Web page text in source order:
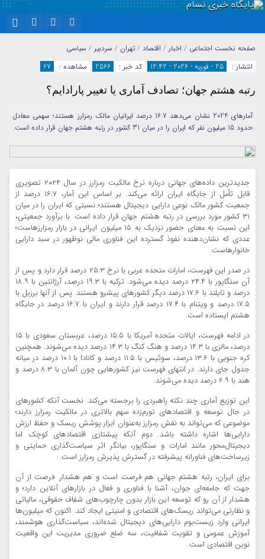
اینستاگرام تلگرام
سروش ایتا
آپارات واتساپ
نام کاربری یا نشانی ایمیل
رمز عبور
صفحه نخست اجتماعی / اخبار / اقتصاد / تهران / سردبیر / سیاسی
انتشار :
25 - فوریه - 2026 - 12:42 کد خبر : 2566 مشاهده : 67
رتبه هشتم جهان؛ تصادف آماری یا تغییر پارادایم؟
آمارهای 2024 نشان می‌دهد 16.7 درصد ایرانیان مالک رمزارز هستند؛ سهمی معادل
حدود 15 میلیون نفر که ایران را در میان 31 کشور در رتبه هشتم جهان قرار داده است.
جدیدترین داده‌های جهانی درباره نرخ مالکیت رمزارز در سال ۲۰۲۴ تصویری
قابل تأمل از جایگاه ایران ارائه می‌کند. بر اساس این آمار، ۱۶.۷ درصد از
جمعیت کشور مالک نوعی دارایی دیجیتال هستند؛ نسبتی که ایران را در میان
۳۱ کشور مورد بررسی در رتبه هشتم جهان قرار داده است. با برآورد جمعیتی،
این نسبت به معنای حضور نزدیک به ۱۵ میلیون ایرانی در بازار رمزارزهاست؛
عددی که نشان‌دهنده نفوذ گسترده این فناوری مالی نوظهور در سبد دارایی
خانوارهاست.
در صدر این فهرست، امارات متحده عربی با نرخ ۲۵.۳ درصد قرار دارد و پس از
آن سنگاپور با ۲۴.۴ درصد دیده می‌شود. ترکیه با ۱۹.۳ درصد، آرژانتین با ۱۸.۹
درصد و تایلند با ۱۷.۶ درصد دیگر کشورهای پیشرو هستند. پس از آنها برزیل با
۱۷.۵ درصد و ویتنام با ۱۷.۴ درصد قرار دارند و ایران با ۱۶.۷ درصد در جایگاه
هشتم ایستاده است.
در ادامه فهرست، ایالات متحده آمریکا با ۱۵.۵ درصد، عربستان سعودی با ۱۵
درصد، مالزی با ۱۴.۳ درصد و هنگ کنگ با ۱۴.۳ درصد دیده می‌شوند. همچنین
کره جنوبی با ۱۳.۶ درصد، سوئیس با ۱۱.۵ درصد و کانادا با ۱۰.۱ درصد در میانه
جدول جای دارند. در انتهای فهرست نیز کشورهایی چون آلمان با ۸.۳ درصد و
هند با ۶.۹ درصد دیده می‌شوند.
این توزیع آماری چند نکته راهبردی را برجسته می‌کند. نخست آنکه کشورهای
در حال توسعه و اقتصادهای تورم‌زده سهم بالاتری در مالکیت رمزارز دارند؛
موضوعی که می‌تواند به نقش رمزارز به‌عنوان ابزار پوشش ریسک و حفظ ارزش
دارایی‌ها اشاره داشته باشد. دوم آنکه پیشتازی اقتصادهای کوچک اما
دیجیتال‌محور مانند امارات و سنگاپور، بیانگر اثر سیاست‌گذاری حمایتی و
زیرساخت‌های فناورانه پیشرفته در گسترش پذیرش رمزارز است.
برای ایران، رتبه هشتم جهانی هم فرصت است و هم هشدار. فرصت از آن
جهت که جامعه‌ای جوان، آشنا با فناوری و فعال در بازارهای آنلاین دارد؛ و
هشدار از آن رو که توسعه این بازار بدون چارچوب‌های شفاف حقوقی، مالیاتی
و نظارتی می‌تواند ریسک‌های اقتصادی و امنیتی ایجاد کند. اکنون که میلیون‌ها
ایرانی وارد زیست‌بوم دارایی‌های دیجیتال شده‌اند، سیاست‌گذاری هوشمند،
آموزش عمومی و تقویت شفافیت، سه ضلع ضروری مدیریت این واقعیت
نوین اقتصادی است.